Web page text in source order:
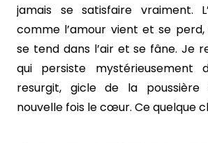
jamais se satisfaire vraiment.
comme l’amour vient et se
se tend dans l’air et se fâne. Je
qui persiste mystérieusement
resurgit, gicle de la
nouvelle fois le cœur. Ce quelque